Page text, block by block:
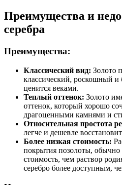
Преимущества и
серебра
Преимущества:
Классический вид: Золото
классический, роскошный
ценится веками.
Теплый оттенок: Золото
оттенок, который хорошо
драгоценными камнями и
Относительная простота
легче и дешевле
Более низкая стоимость:
покрытия позолоты, обычно
стоимость, чем раствор
серебро более доступным,